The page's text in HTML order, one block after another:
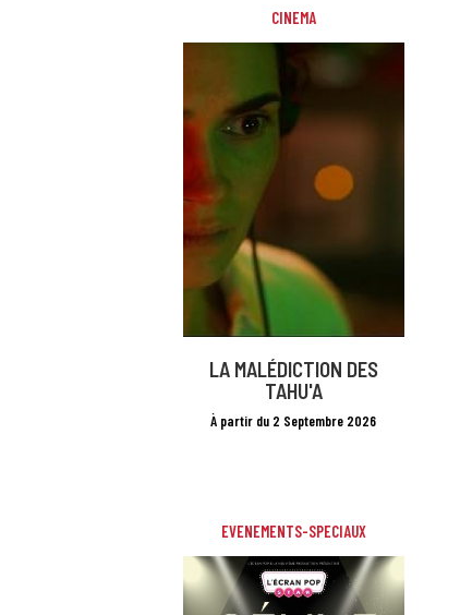
CINEMA
LA MALÉDICTION DES
TAHU'A
À partir du 2 Septembre 2026
EVENEMENTS-SPECIAUX